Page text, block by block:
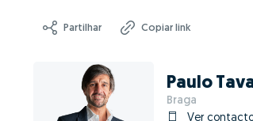
Partilhar Copiar link
Paulo
Braga
Ver